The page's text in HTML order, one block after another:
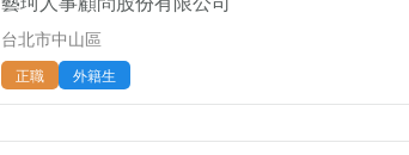
台北市中山區
正職 外籍生